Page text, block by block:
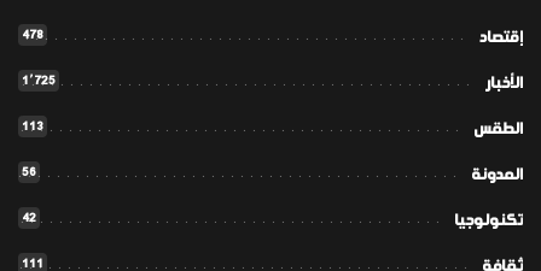
إقتصاد 478
الأخبار 1٬725
الطقس 113
المدونة 56
تكنولوجيا 42
ثقافة 111